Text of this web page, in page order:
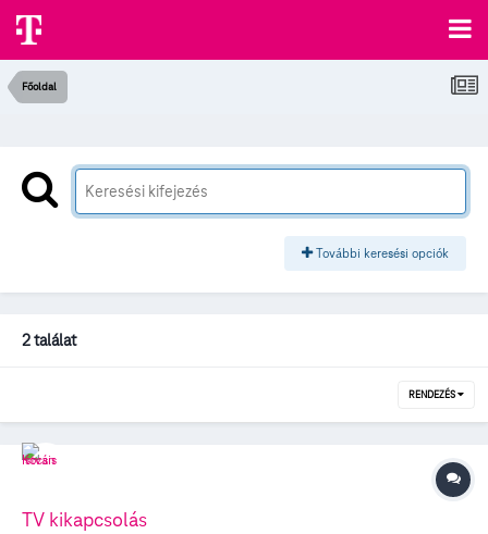
Főoldal
További keresési opciók
2 találat
RENDEZÉS
TV kikapcsolás